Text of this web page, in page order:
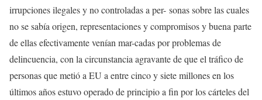
irrupciones ilegales y no controladas a per- sonas sobre las cuales
no se sabía origen, representaciones y compromisos y buena parte
de ellas efectivamente venían mar-cadas por problemas de
delincuencia, con la circunstancia agravante de que el tráfico de
personas que metió a EU a entre cinco y siete millones en los
últimos años estuvo operado de principio a fin por los cárteles del